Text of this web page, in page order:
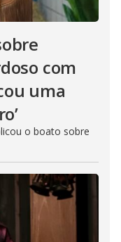
com
uma
o boato sobre